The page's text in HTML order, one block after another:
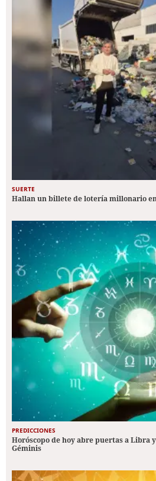
SUERTE
Hallan un billete de lotería millonario
PREDICCIONES
Horóscopo de hoy abre puertas a Libra
Géminis